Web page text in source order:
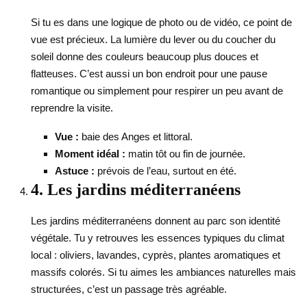
Si tu es dans une logique de photo ou de vidéo, ce point de
vue est précieux. La lumière du lever ou du coucher du
soleil donne des couleurs beaucoup plus douces et
flatteuses. C’est aussi un bon endroit pour une pause
romantique ou simplement pour respirer un peu avant de
reprendre la visite.
Vue : baie des Anges et littoral.
Moment idéal : matin tôt ou fin de journée.
Astuce : prévois de l’eau, surtout en été.
4. Les jardins méditerranéens
Les jardins méditerranéens donnent au parc son identité
végétale. Tu y retrouves les essences typiques du climat
local : oliviers, lavandes, cyprès, plantes aromatiques et
massifs colorés. Si tu aimes les ambiances naturelles mais
structurées, c’est un passage très agréable.